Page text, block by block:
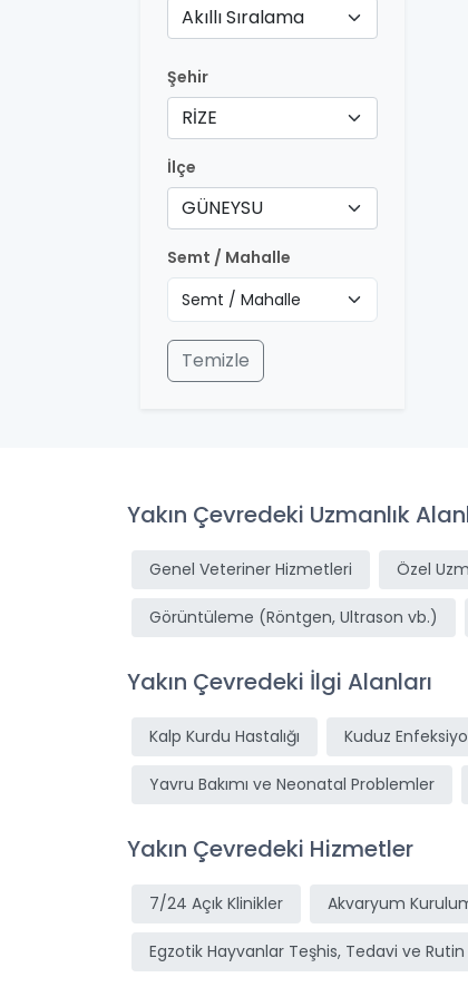
Akıllı Sıralama
Şehir
RİZE
İlçe
GÜNEYSU
Semt / Mahalle
Temizle
Yakın Çevredeki Uzmanlık
Genel Veteriner Hizmetleri Özel
Görüntüleme (Röntgen, Ultrason vb.)
Yakın Çevredeki İlgi Alanları
Kalp Kurdu Hastalığı Kuduz
Yavru Bakımı ve Neonatal Problemler
Yakın Çevredeki Hizmetler
7/24 Açık Klinikler Akvaryum
Egzotik Hayvanlar Teşhis, Tedavi ve